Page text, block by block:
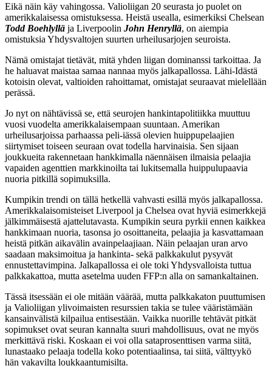
Eikä näin käy vahingossa. Valioliigan 20 seurasta jo puolet on
amerikkalaisessa omistuksessa. Heistä usealla, esimerkiksi Chelsean
Todd Boehlyllä ja Liverpoolin John Henryllä, on aiempia
omistuksia Yhdysvaltojen suurten urheilusarjojen seuroista.
Nämä omistajat tietävät, mitä yhden liigan dominanssi tarkoittaa. Ja
he haluavat maistaa samaa nannaa myös jalkapallossa. Lähi-Idästä
kotoisin olevat, valtioiden rahoittamat, omistajat seuraavat mielellään
perässä.
Jo nyt on nähtävissä se, että seurojen hankintapolitiikka muuttuu
vuosi vuodelta amerikkalaisempaan suuntaan. Amerikan
urheilusarjoissa parhaassa peli-iässä olevien huippupelaajien
siirtymiset toiseen seuraan ovat todella harvinaisia. Sen sijaan
joukkueita rakennetaan hankkimalla näennäisen ilmaisia pelaajia
vapaiden agenttien markkinoilta tai lukitsemalla huippulupaavia
nuoria pitkillä sopimuksilla.
Kumpikin trendi on tällä hetkellä vahvasti esillä myös jalkapallossa.
Amerikkalaisomisteiset Liverpool ja Chelsea ovat hyviä esimerkkejä
jälkimmäisestä ajattelutavasta. Kumpikin seura pyrkii ennen kaikkea
hankkimaan nuoria, tasonsa jo osoittaneita, pelaajia ja kasvattamaan
heistä pitkän aikavälin avainpelaajiaan. Näin pelaajan uran arvo
saadaan maksimoitua ja hankinta- sekä palkkakulut pysyvät
ennustettavimpina. Jalkapallossa ei ole toki Yhdysvalloista tuttua
palkkakattoa, mutta asetelma uuden FFP:n alla on samankaltainen.
Tässä itsessään ei ole mitään väärää, mutta palkkakaton puuttumisen
ja Valioliigan ylivoimaisten resurssien takia se tulee vääristämään
kansainvälistä kilpailua entisestään. Vaikka nuorille tehtävät pitkät
sopimukset ovat seuran kannalta suuri mahdollisuus, ovat ne myös
merkittävä riski. Koskaan ei voi olla sataprosenttisen varma siitä,
lunastaako pelaaja todella koko potentiaalinsa, tai siitä, välttyykö
hän vakavilta loukkaantumisilta.